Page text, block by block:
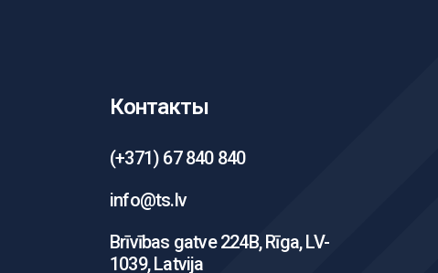
Контакты
(+371) 67 840 840
info@ts.lv
Brīvības gatve 224B, Rīga, LV-
1039, Latvija